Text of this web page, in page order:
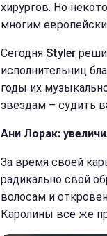
хирургов. Но
многим
Сегодня Styler
исполнительниц
годы их
звездам – судить
Ани Лорак:
За время своей
радикально свой
волосам и
Каролины все же